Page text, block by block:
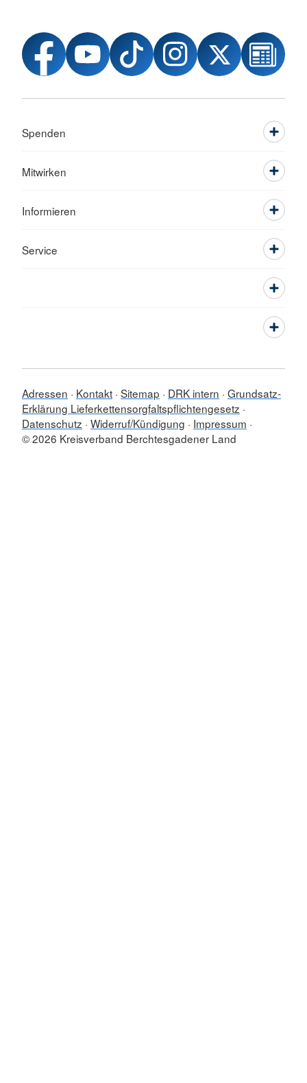
Spenden
Mitwirken
Informieren
Service
Adressen Kontakt Sitemap DRK intern Grundsatz-
Erklärung Lieferkettensorgfaltspflichtengesetz
Datenschutz Widerruf/Kündigung
Impressum
© 2026 Kreisverband Berchtesgadener Land